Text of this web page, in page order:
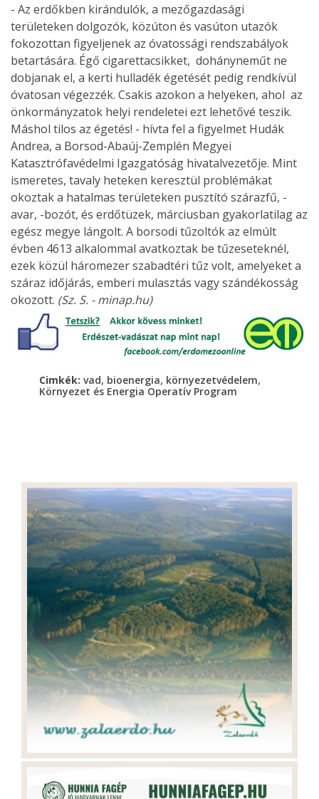
- Az erdőkben kirándulók, a mezőgazdasági
területeken dolgozók, közúton és vasúton utazók
fokozottan figyeljenek az óvatossági rendszabályok
betartására. Égő cigarettacsikket, dohányneműt ne
dobjanak el, a kerti hulladék égetését pedig rendkívül
óvatosan végezzék. Csakis azokon a helyeken, ahol az
önkormányzatok helyi rendeletei ezt lehetővé teszik.
Máshol tilos az égetés! - hívta fel a figyelmet Hudák
Andrea, a Borsod-Abaúj-Zemplén Megyei
Katasztrófavédelmi Igazgatóság hivatalvezetője. Mint
ismeretes, tavaly heteken keresztül problémákat
okoztak a hatalmas területeken pusztító szárazfű, -
avar, -bozót, és erdőtüzek, márciusban gyakorlatilag az
egész megye lángolt. A borsodi tűzoltók az elmúlt
évben 4613 alkalommal avatkoztak be tűzeseteknél,
ezek közül háromezer szabadtéri tűz volt, amelyeket a
száraz időjárás, emberi mulasztás vagy szándékosság
okozott. (Sz. S. - minap.hu)
Cimkék: vad, bioenergia, környezetvédelem,
Környezet és Energia Operatív Program